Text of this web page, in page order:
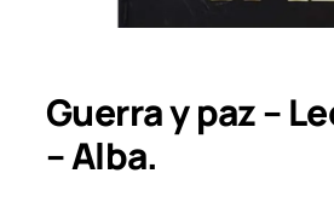
Guerra y paz –
– Alba.